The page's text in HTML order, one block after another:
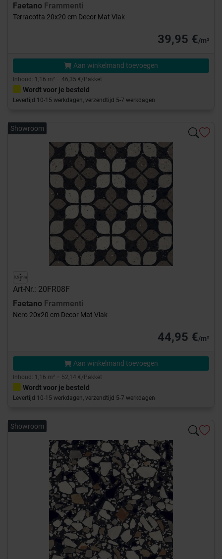
Faetano Frammenti
Terracotta 20x20 cm Decor Mat Vlak
39,95 €/m²
Aan winkelmand toevoegen
Inhoud: 1,16 m² = 46,35 €/Pakket
Wordt voor je besteld
Levertijd 10-15 werkdagen, verzendtijd 5-7 werkdagen
Showroom
Art-Nr.: 20FR08F
Faetano Frammenti
Nero 20x20 cm Decor Mat Vlak
44,95 €/m²
Aan winkelmand toevoegen
Inhoud: 1,16 m² = 52,14 €/Pakket
Wordt voor je besteld
Levertijd 10-15 werkdagen, verzendtijd 5-7 werkdagen
Showroom